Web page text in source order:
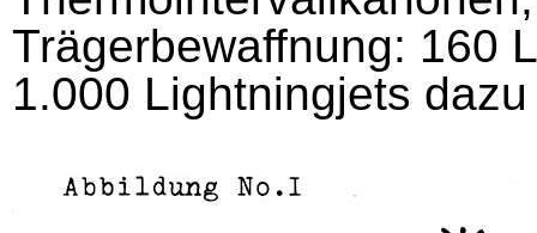
Trägerbewaffnung: 160
1.000 Lightningjets